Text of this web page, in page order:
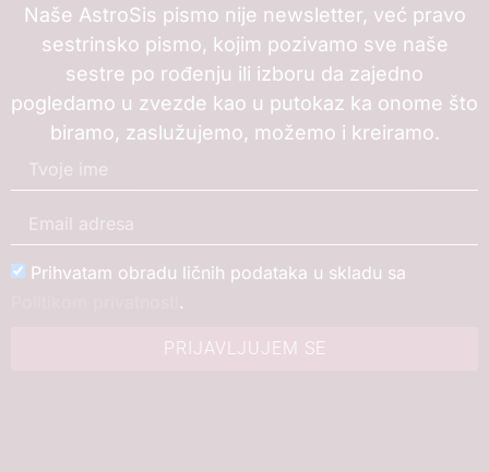
Naše AstroSis pismo nije newsletter, već pravo
sestrinsko pismo, kojim pozivamo sve naše
sestre po rođenju ili izboru da zajedno
pogledamo u zvezde kao u putokaz ka onome što
biramo, zaslužujemo, možemo i kreiramo.
Prihvatam obradu ličnih podataka u skladu sa
.
PRIJAVLJUJEM SE